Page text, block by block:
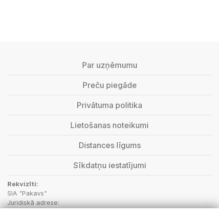
Par uzņēmumu
Preču piegāde
Privātuma politika
Lietošanas noteikumi
Distances līgums
Sīkdatņu iestatījumi
Rekvizīti:
SIA "Pakavs"
Juridiskā adrese: